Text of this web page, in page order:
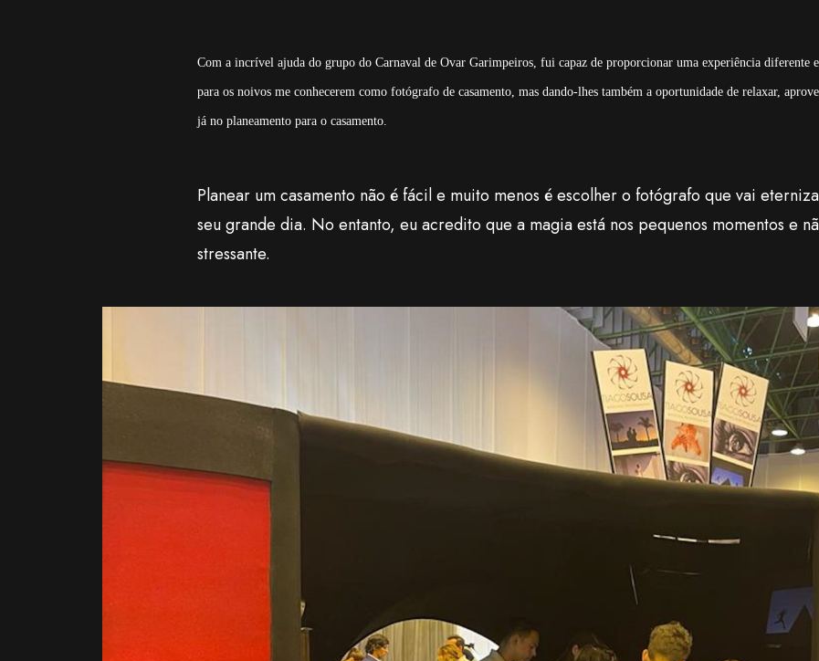
Com a incrível ajuda do grupo do Carnaval de Ovar Garimpeiros, fui capaz de proporcionar uma experiência diferente
para os noivos me conhecerem como fotógrafo de casamento, mas dando-lhes também a oportunidade de relaxar,
já no planeamento para o casamento.
Planear um casamento não é fácil e muito menos é escolher o fotógrafo que vai
seu grande dia. No entanto, eu acredito que a magia está nos pequenos momentos e
stressante.